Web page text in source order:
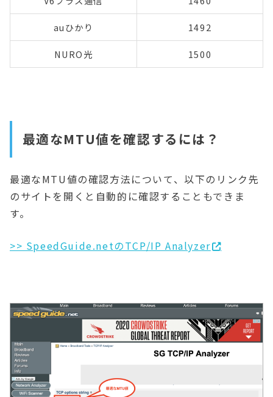
auひかり 1492
NURO光 1500
最適なMTU値を確認するには？
最適なMTU値の確認方法について、以下のリンク先
のサイトを開くと自動的に確認することもできま
す。
>> SpeedGuide.netのTCP/IP Analyzer